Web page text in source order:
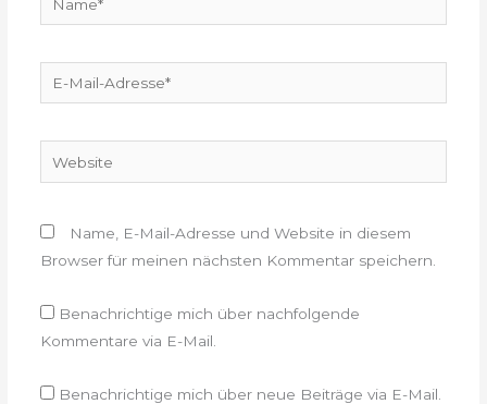
Mail-
Website
Name, E-Mail-Adresse und Website in diesem
Browser für meinen nächsten Kommentar speichern.
Benachrichtige mich über nachfolgende
Kommentare via E-Mail.
Benachrichtige mich über neue Beiträge via E-Mail.